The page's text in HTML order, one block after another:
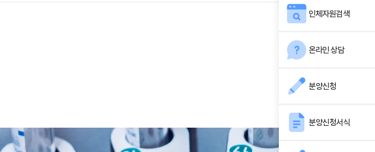
인체자원검색
온라인 상담
분양신청
분양신청서식